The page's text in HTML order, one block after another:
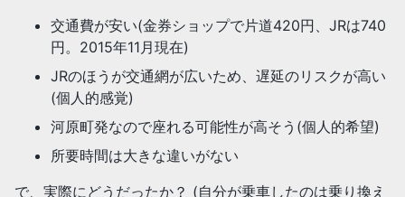
交通費が安い(金券ショップで片道420円、JRは740
円。2015年11月現在)
JRのほうが交通網が広いため、遅延のリスクが高い
(個人的感覚)
河原町発なので座れる可能性が高そう(個人的希望)
所要時間は大きな違いがない
で、実際にどうだったか？ (自分が乗車したのは乗り換え